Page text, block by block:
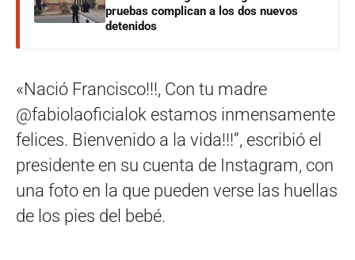
pruebas complican a los dos nuevos
detenidos
«Nació Francisco!!!, Con tu madre
@fabiolaoficialok estamos inmensamente
felices. Bienvenido a la vida!!!”, escribió el
presidente en su cuenta de Instagram, con
una foto en la que pueden verse las huellas
de los pies del bebé.